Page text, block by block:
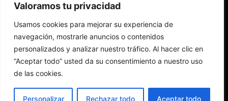
Valoramos tu privacidad
Usamos cookies para mejorar su experiencia de
navegación, mostrarle anuncios o contenidos
personalizados y analizar nuestro tráfico. Al hacer clic en
“Aceptar todo” usted da su consentimiento a nuestro uso
de las cookies.
Personalizar Rechazar todo Aceptar todo
Redes Cristianas
Una mirada alternativa sobre la Iglesia católica y la sociedad
- Colectivos de Redes Cristianas